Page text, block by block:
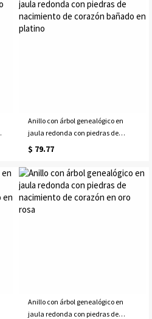
Anillo con árbol genealógico en
jaula redonda con piedras de
nacimiento de corazón bañado en
$ 79.77
Anillo con árbol genealógico en
jaula redonda con piedras de